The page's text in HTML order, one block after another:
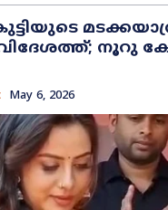
വിദേശത്ത്; നൂറു
May 6, 2026